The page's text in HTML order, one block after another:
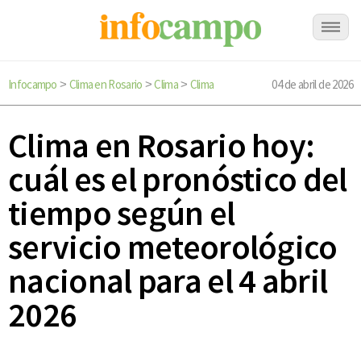
Infocampo > Clima en Rosario >Clima> Clima 04 de abril de 2026
Clima en Rosario hoy:
cuál es el pronóstico del
tiempo según el
servicio meteorológico
nacional para el 4 abril
2026